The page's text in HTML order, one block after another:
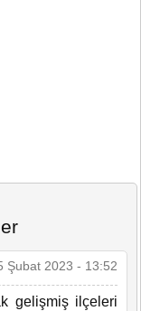
Şubat 2023 - 13:52
gelişmiş ilçeleri